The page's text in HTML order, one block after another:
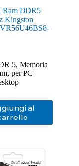
Ram DDR5
Kingston
5,Memoria
,per PC
al